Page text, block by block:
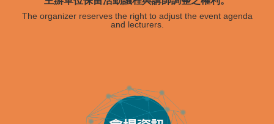
The organizer reserves the right to adjust the event agenda
and lecturers.